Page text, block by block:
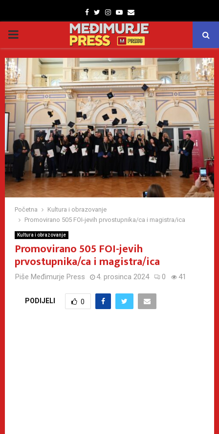
Facebook
TwitterInstagram
Youtube
Email
PRIMARY
MENU
Početna
Kultura i obrazovanje
Promovirano 505 FOI-jevih prvostupnika/ca i magistra/ica
Kultura i obrazovanje
Promovirano 505 FOI-jevih
prvostupnika/ca i magistra/ica
Piše Međimurje Press 4. prosinca 2024 0 41
PODIJELI 0